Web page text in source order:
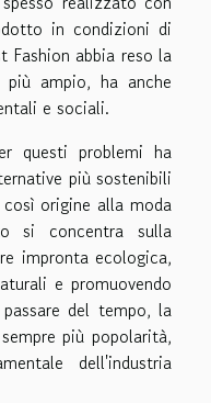
in condizioni di
Fashion abbia reso la
ampio, ha anche
e sociali.
questi problemi ha
più sostenibili
origine alla moda
si concentra sulla
impronta ecologica,
e promuovendo
del tempo, la
più popolarità,
dell'industria